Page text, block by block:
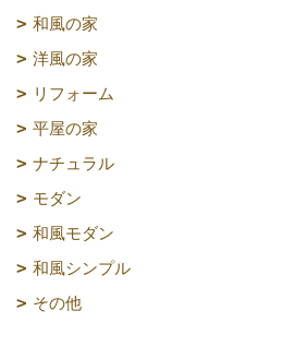
和風の家
洋風の家
リフォーム
平屋の家
ナチュラル
モダン
和風モダン
和風シンプル
その他